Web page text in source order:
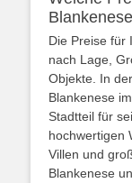
Die Preise für
nach Lage,
Objekte. In
Blankenese
Stadtteil für
hochwertigen
Villen und
Blankenese